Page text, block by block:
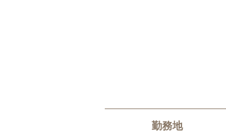
勤務地